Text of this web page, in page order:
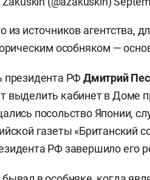
из источников агентства,
особняком —
президента РФДмитрий
выделить кабинет в Доме
посольство Японии,
газеты «Британский
РФ завершило его